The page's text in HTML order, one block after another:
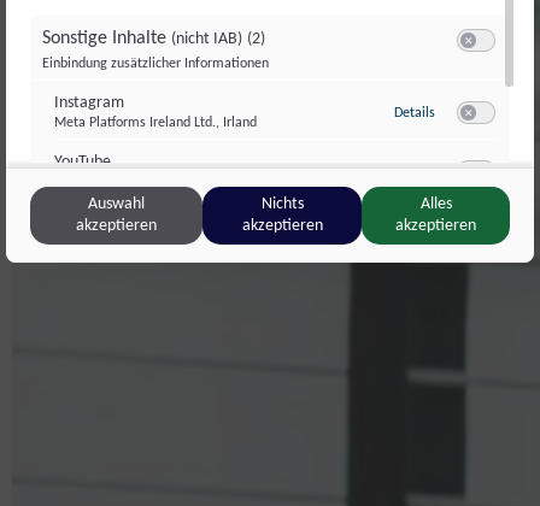
Sonstige Inhalte (nicht IAB) (2)
Einbindung zusätzlicher Informationen
Instagram
Meta Platforms Ireland Ltd., Irland
Details zu Instagram
YouTube
Detailszu YouTube
Switch zum
Auswahl
akzeptieren
Nichts
akzeptieren
Alles
akzeptieren